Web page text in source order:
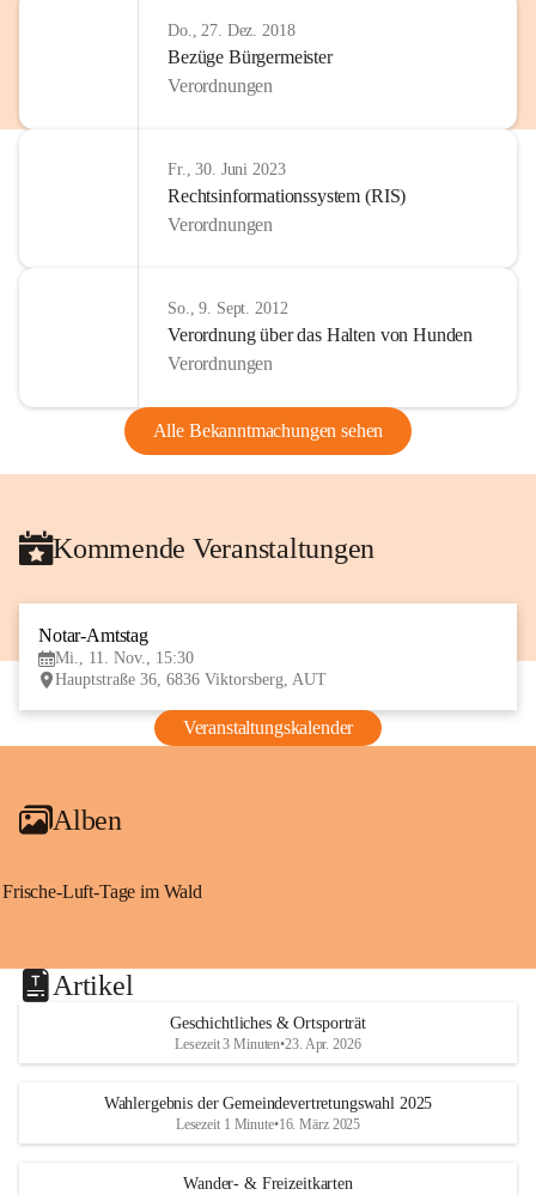
Do., 27. Dez. 2018
Bezüge Bürgermeister
Verordnungen
Fr., 30. Juni 2023
Rechtsinformationssystem (RIS)
Verordnungen
So., 9. Sept. 2012
Verordnung über das Halten von Hunden
Verordnungen
Alle Bekanntmachungen sehen
Kommende Veranstaltungen
Notar-Amtstag
Mi., 11. Nov., 15:30
Hauptstraße 36, 6836 Viktorsberg, AUT
Veranstaltungskalender
Alben
Frische-Luft-Tage im Wald
Artikel
Geschichtliches & Ortsporträt
Lesezeit 3 Minuten•23. Apr. 2026
Wahlergebnis der Gemeindevertretungswahl 2025
Lesezeit 1 Minute•16. März 2025
Wander- & Freizeitkarten